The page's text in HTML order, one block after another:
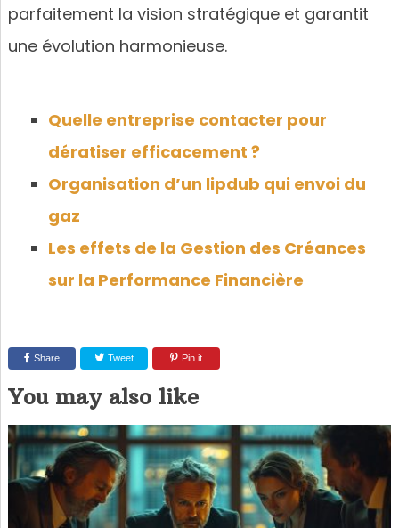
parfaitement la vision stratégique et garantit
une évolution harmonieuse.
Quelle entreprise contacter pour
dératiser efficacement ?
Organisation d’un lipdub qui envoi du
gaz
Les effets de la Gestion des Créances
sur la Performance Financière
Share Tweet Pin it
You may also like